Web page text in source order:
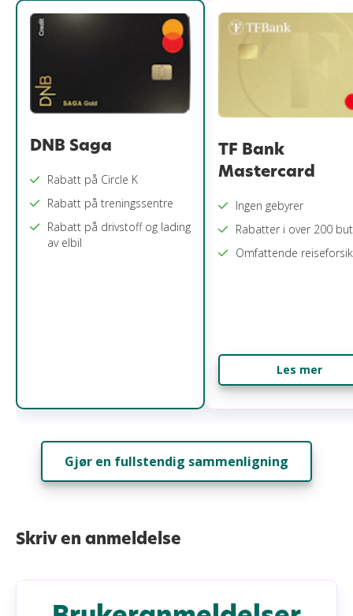
DNB Saga
Rabatt på Circle K
Rabatt på treningssentre
Rabatt på drivstoff og lading
av elbil
TF Bank
Mastercard
Ingen gebyrer
Rabatter i over 200
Omfattende
Les mer
Gjør en fullstendig sammenligning
Skriv en anmeldelse